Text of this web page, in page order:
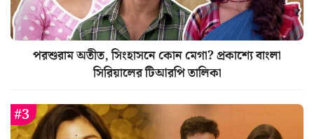
পরশুরাম অতীত, সিংহাসনে কোন মেগা? প্রকাশ্যে বাংলা
সিরিয়ালের টিআরপি তালিকা